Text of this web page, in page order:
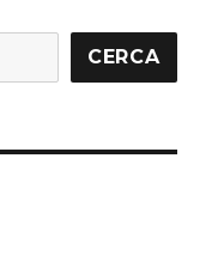
CERCA